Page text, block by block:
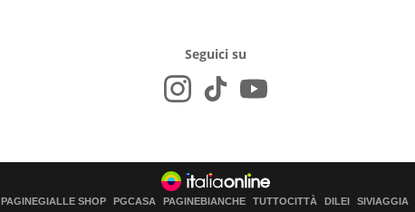
Seguici su
PAGINEGIALLE SHOP PGCASA PAGINEBIANCHE TUTTOCITTÀ DILEI SIVIAGGIA